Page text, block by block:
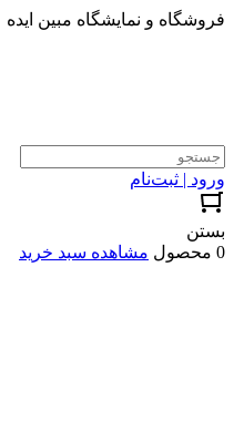
فروشگاه و نمایشگاه مبین ایده
ورود | ثبت‌نام
بستن
0 محصول
مشاهده سبد خرید